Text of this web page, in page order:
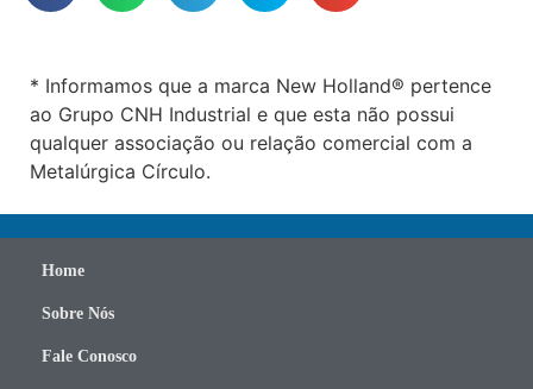
* Informamos que a marca New Holland® pertence
ao Grupo CNH Industrial e que esta não possui
qualquer associação ou relação comercial com a
Metalúrgica Círculo.
Home
Sobre Nós
Fale Conosco